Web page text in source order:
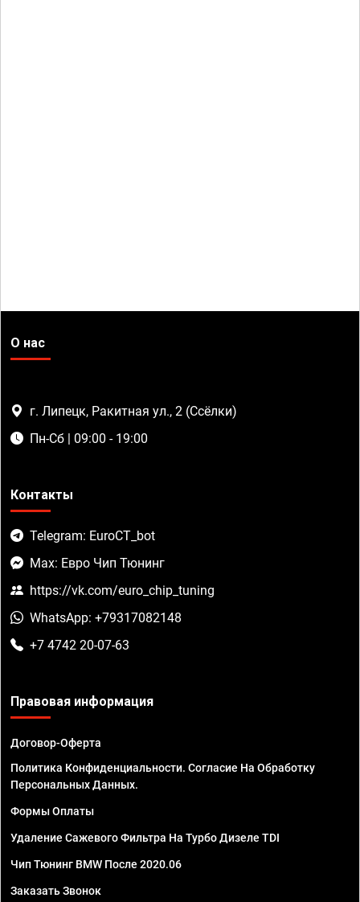
О нас
г. Липецк, Ракитная ул., 2 (Ссёлки)
Пн-Сб | 09:00 - 19:00
Контакты
Telegram: EuroCT_bot
Max: Евро Чип Тюнинг
https://vk.com/euro_chip_tuning
WhatsApp: +79317082148
+7 4742 20-07-63
Правовая информация
Договор-Оферта
Политика Конфиденциальности. Согласие На Обработку
Персональных Данных.
Формы Оплаты
Удаление Сажевого Фильтра На Турбо Дизеле TDI
Чип Тюнинг BMW После 2020.06
Заказать Звонок